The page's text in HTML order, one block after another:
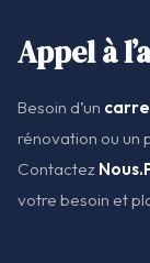
Appel à
Besoin d’un
rénovation ou un
Contactez
votre besoin et